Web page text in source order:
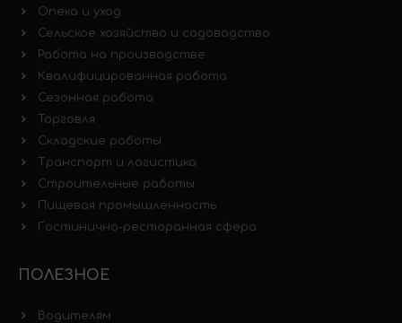
Опека и уход
Сельское хозяйство и садоводство
Работа на производстве
Квалифицированная работа
Сезонная работа
Торговля
Складские работы
Транспорт и логистика
Строительные работы
Пищевая промышленность
Гостинично-ресторанная сфера
ПОЛЕЗНОЕ
Водителям